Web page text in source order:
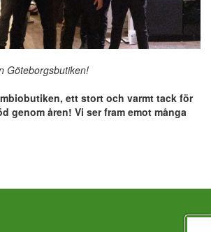
Göteborgsbutiken!
ett stort och varmt tack för
genom åren! Vi ser fram emot många